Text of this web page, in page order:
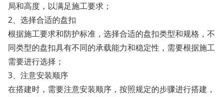
局和高度，以满足施工要求；
2、选择合适的盘扣
根据施工要求和防护标准，选择合适的盘扣类型和规格，不
同类型的盘扣具有不同的承载能力和稳定性，需要根据施工
需要进行选择；
3、注意安装顺序
在搭建时，需要注意安装顺序，按照规定的步骤进行搭建，